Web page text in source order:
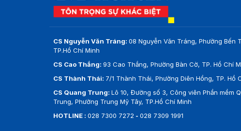
CS Nguyễn Văn Tráng: 08 Nguyễn Văn Tráng, Phường Bến
TP.Hồ Chí Minh
CS Cao Thắng: 93 Cao Thắng, Phường Bàn Cờ, TP. Hồ Chí
CS Thành Thái: 7/1 Thành Thái, Phường Diên Hồng, TP. Hồ
CS Quang Trung: Lô 10, Đường số 3, Công viên Phần mềm
Trung, Phường Trung Mỹ Tây, TP.Hồ Chí Minh
HOTLINE : 028 7300 7272 - 028 7309 1991